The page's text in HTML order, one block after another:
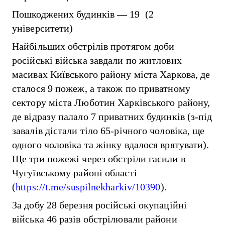
Пошкоджених будинків — 19 (2
університети)
Найбільших обстрілів протягом доби
російські війська завдали по житлових
масивах Київського району міста Харкова, де
сталося 9 пожеж, а також по приватному
сектору міста Люботин Харківського району,
де відразу палало 7 приватних будинків (з-під
завалів дістали тіло 65-річного чоловіка, ще
одного чоловіка та жінку вдалося врятувати).
Ще три пожежі через обстріли гасили в
Чугуївському районі області
(https://t.me/suspilnekharkiv/10390).
За добу 28 березня російські окупаційні
війська 46 разів обстрілювали райони